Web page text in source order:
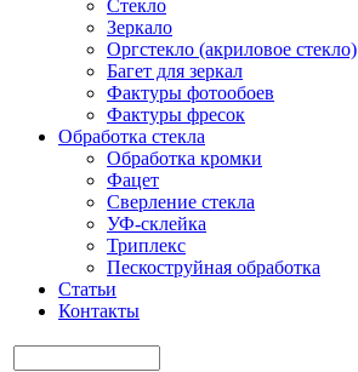
Стекло
Зеркало
Оргстекло (акриловое стекло)
Багет для зеркал
Фактуры фотообоев
Фактуры фресок
Обработка стекла
Обработка кромки
Фацет
Сверление стекла
УФ-склейка
Триплекс
Пескоструйная обработка
Статьи
Контакты